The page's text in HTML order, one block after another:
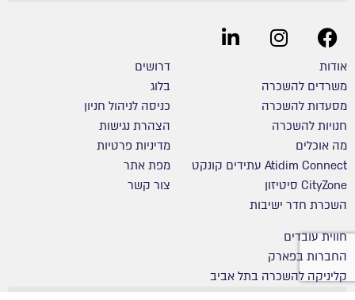
אודות
משרדים להשכרה
מסעדות להשכרה
חנויות להשכרה
מה אוכלים
Atidim Connect עתידים קונקט
CityZone סיטיזון
השכרת חדר ישיבות
חווית עובדים
החברות בפארק
קליניקה להשכרה בתל אביב
דרושים
בלוג
כניסה לניהול חניון
הצהרת נגישות
מדיניות פרטיות
מפת אתר
צור קשר